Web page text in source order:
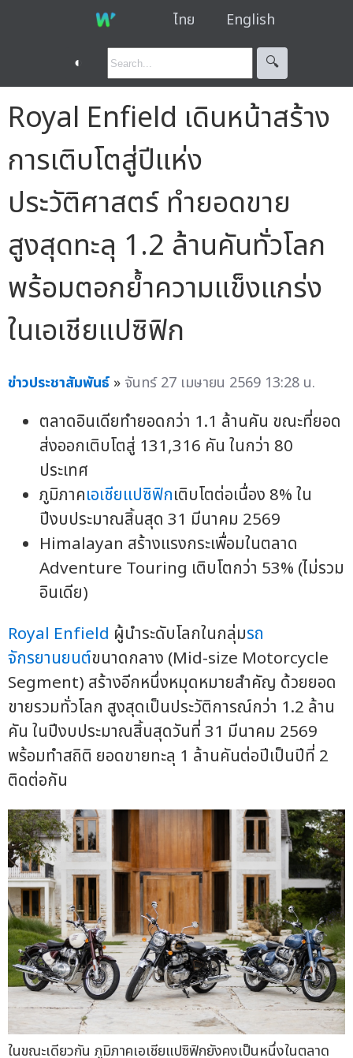
ไทย English
◐ 🔍︎
Royal Enfield เดินหน้าสร้าง
การเติบโตสู่ปีแห่ง
ประวัติศาสตร์ ทำยอดขาย
สูงสุดทะลุ 1.2 ล้านคันทั่วโลก
พร้อมตอกย้ำความแข็งแกร่ง
ในเอเชียแปซิฟิก
ข่าวประชาสัมพันธ์ » จันทร์ 27 เมษายน 2569 13:28 น.
ตลาดอินเดียทำยอดกว่า 1.1 ล้านคัน ขณะที่ยอด
ส่งออกเติบโตสู่ 131,316 คัน ในกว่า 80
ประเทศ
ภูมิภาคเอเชียแปซิฟิกเติบโตต่อเนื่อง 8% ใน
ปีงบประมาณสิ้นสุด 31 มีนาคม 2569
Himalayan สร้างแรงกระเพื่อมในตลาด
Adventure Touring เติบโตกว่า 53% (ไม่รวม
อินเดีย)
Royal Enfield ผู้นำระดับโลกในกลุ่มรถ
จักรยานยนต์ขนาดกลาง (Mid-size Motorcycle
Segment) สร้างอีกหนึ่งหมุดหมายสำคัญ ด้วยยอด
ขายรวมทั่วโลก สูงสุดเป็นประวัติการณ์กว่า 1.2 ล้าน
คัน ในปีงบประมาณสิ้นสุดวันที่ 31 มีนาคม 2569
พร้อมทำสถิติ ยอดขายทะลุ 1 ล้านคันต่อปีเป็นปีที่ 2
ติดต่อกัน
ในขณะเดียวกัน ภูมิภาคเอเชียแปซิฟิกยังคงเป็นหนึ่งในตลาด